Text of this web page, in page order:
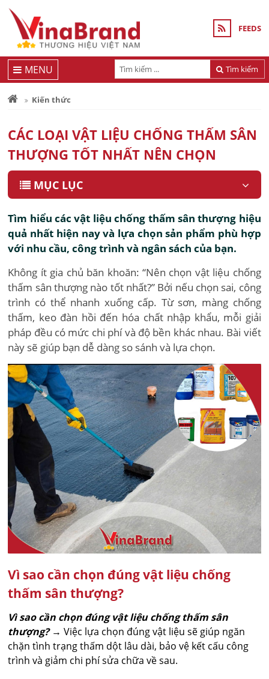
FEEDS
Tìm kiếm
MENU
Kiến thức
CÁC LOẠI VẬT LIỆU CHỐNG THẤM SÂN
THƯỢNG TỐT NHẤT NÊN CHỌN
MỤC LỤC
Tìm hiểu các vật liệu chống thấm sân thượng hiệu
quả nhất hiện nay và lựa chọn sản phẩm phù hợp
với nhu cầu, công trình và ngân sách của bạn.
Không ít gia chủ băn khoăn: “Nên chọn vật liệu chống
thấm sân thượng nào tốt nhất?” Bởi nếu chọn sai, công
trình có thể nhanh xuống cấp. Từ sơn, màng chống
thấm, keo đàn hồi đến hóa chất nhập khẩu, mỗi giải
pháp đều có mức chi phí và độ bền khác nhau. Bài viết
này sẽ giúp bạn dễ dàng so sánh và lựa chọn.
Vì sao cần chọn đúng vật liệu chống
thấm sân thượng?
Vì sao cần chọn đúng vật liệu chống thấm sân
thượng?→ Việc lựa chọn đúng vật liệu sẽ giúp ngăn
chặn tình trạng thấm dột lâu dài, bảo vệ kết cấu công
trình và giảm chi phí sửa chữa về sau.